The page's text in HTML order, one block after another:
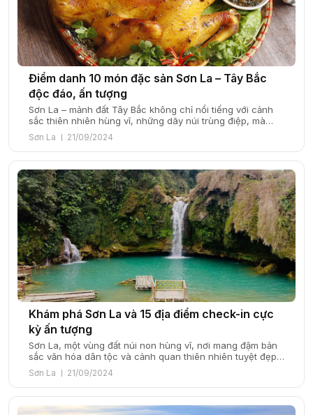
Điểm danh 10 món đặc sản Sơn La – Tây Bắc
độc đáo, ấn tượng
Sơn La – mảnh đất Tây Bắc không chỉ nổi tiếng với cảnh
sắc thiên nhiên hùng vĩ, những dãy núi trùng điệp, mà
còn khiến du khách say đắm bởi những món đặc sản độc
đáo và ấn tượng. Với mỗi món ăn, Sơn La mang đến cho
thực khách một trải nghiệm ẩm […]
Sơn La 21/09/2024
Khám phá Sơn La và 15 địa điểm check-in cực
kỳ ấn tượng
Sơn La, một vùng đất núi non hùng vĩ, nơi mang đậm bản
sắc văn hóa dân tộc và cảnh quan thiên nhiên tuyệt đẹp,
luôn là điểm đến lý tưởng cho những ai yêu thích du lịch
khám phá. Đến với Sơn La, du khách không chỉ được tận
hưởng không khí trong lành, […]
Sơn La 21/09/2024